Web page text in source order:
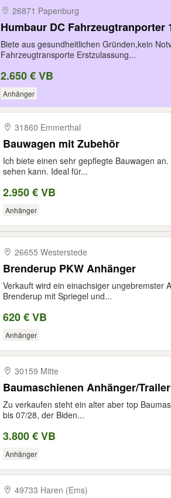
26871 Papenburg
Humbaur DC Fahrzeugtranporter
Biete aus gesundheitlichen Gründen,kein
Fahrzeugtransporte Erstzulassung...
2.650 € VB
Anhänger
31860 Emmerthal
Bauwagen mit Zubehör
Ich biete einen sehr gepflegte Bauwagen
sehen kann. Ideal für...
2.950 € VB
Anhänger
26655 Westerstede
Brenderup PKW Anhänger
Verkauft wird ein einachsiger ungebremster
Brenderup mit Spriegel und...
620 € VB
Anhänger
30159 Mitte
Baumaschienen Anhänger/
Zu verkaufen steht ein alter aber top
bis 07/28, der Biden...
3.800 € VB
Anhänger
49733 Haren (Ems)